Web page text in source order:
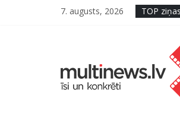
7. augusts, 2026 TOP